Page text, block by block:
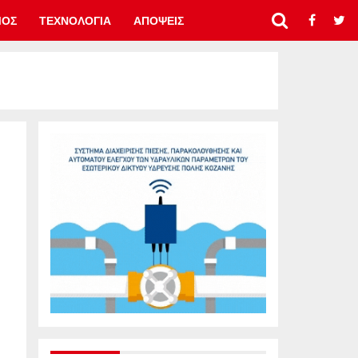
ΤΕΧΝΟΛΟΓΙΑ ΑΠΟΨΕΙΣ